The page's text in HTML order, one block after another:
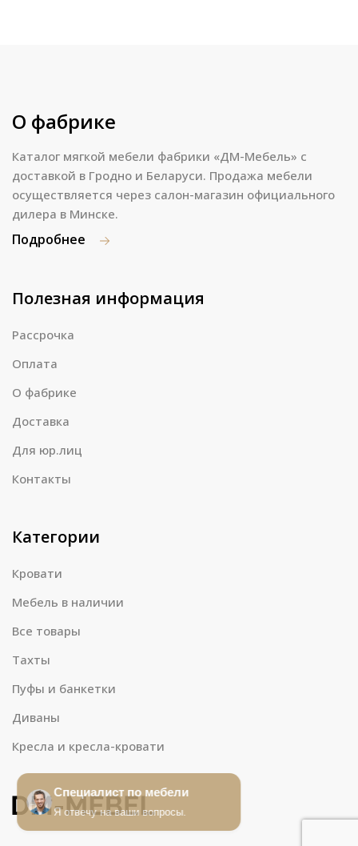
Специалист по мебели
Я отвечу на ваши вопросы.
О фабрике
Каталог мягкой мебели фабрики «ДМ-Мебель» с
доставкой в Гродно и Беларуси. Продажа мебели
осуществляется через салон-магазин официального
дилера в Минске.
Подробнее
Полезная информация
Рассрочка
Оплата
О фабрике
Доставка
Для юр.лиц
Контакты
Категории
Кровати
Мебель в наличии
Все товары
Тахты
Пуфы и банкетки
Диваны
Кресла и кресла-кровати